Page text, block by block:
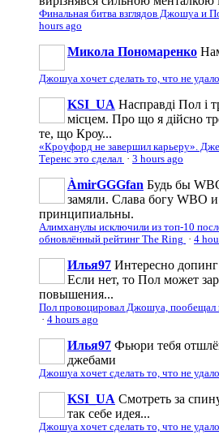
Финальная битва взглядов Джошуа и
hours ago
Микола Пономаренко
Джошуа хочет сделать то, что не
KSI_UA Насправді Пол і
місцем. Про що я дійсно
те, що Кроу...
«Кроуфорд не завершил карьеру».
Теренс это сделал · 3 hours ago
ÀmirGGGfan Будь бы
замяли. Слава богу WBO
принципиальны.
Алимханулы исключили из топ-10
обновлённый рейтинг The Ring · 4
Илья97 Интересно
Если нет, то Пол может
повышения...
Пол провоцировал Джошуа, пообещал
· 4 hours ago
Илья97 Фьюри тебя
джебами
Джошуа хочет сделать то, что не
KSI_UA Смотреть за
так себе идея...
Джошуа хочет сделать то, что не